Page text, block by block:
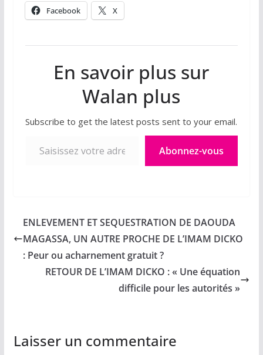
Facebook X
En savoir plus sur
Walan plus
Subscribe to get the latest posts sent to your email.
Abonnez-vous
ENLEVEMENT ET SEQUESTRATION DE DAOUDA
MAGASSA, UN AUTRE PROCHE DE L’IMAM DICKO
: Peur ou acharnement gratuit ?
RETOUR DE L’IMAM DICKO : « Une équation
difficile pour les autorités »
Laisser un commentaire